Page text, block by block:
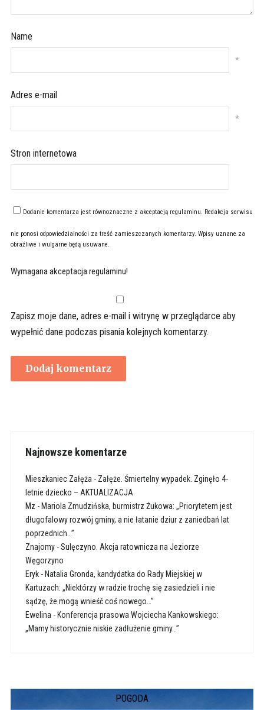
Name
*
Adres e-mail
*
Stron internetowa
Dodanie komentarza jest równoznaczne z akceptacją regulaminu. Redakcja serwisu
nie ponosi odpowiedzialności za treść zamieszczanych komentarzy. Wpisy uznane za
obraźliwe i wulgarne będą usuwane.
Wymagana akceptacja regulaminu!
Zapisz moje dane, adres e-mail i witrynę w przeglądarce aby
wypełnić dane podczas pisania kolejnych komentarzy.
Najnowsze komentarze
Mieszkaniec Załęża - Załęże. Śmiertelny wypadek. Zginęło 4-
letnie dziecko – AKTUALIZACJA
Mz - Mariola Zmudzińska, burmistrz Żukowa: „Priorytetem jest
długofalowy rozwój gminy, a nie łatanie dziur z zaniedbań lat
poprzednich…”
Znajomy-Sulęczyno. Akcja ratownicza na Jeziorze
Węgorzyno
Eryk- Natalia Gronda, kandydatka do Rady Miejskiej w
Kartuzach: „Niektórzy w radzie trochę się zasiedzieli i nie
sądzę, że mogą wnieść coś nowego…”
Ewelina - Konferencja prasowa Wojciecha Kankowskiego:
„Mamy historycznie niskie zadłużenie gminy…”
POGODA